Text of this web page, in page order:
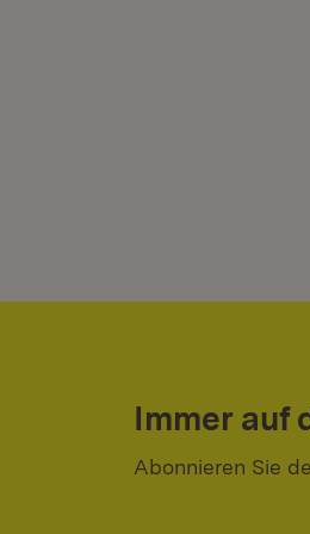
Immer auf
Abonnieren Sie